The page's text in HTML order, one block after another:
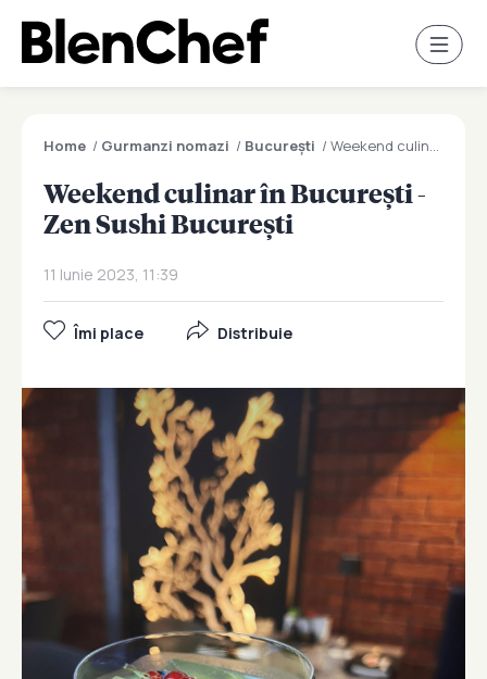
Home / Gurmanzi nomazi / București / Weekend culinar în București - Zen Sushi București
Weekend culinar în București -
Zen Sushi București
11 Iunie 2023, 11:39
Îmi place Distribuie